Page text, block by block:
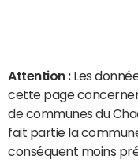
Attention : Les
cette page
de communes du
fait partie la
conséquent moins